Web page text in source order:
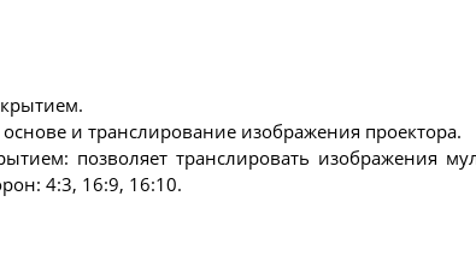
и транслирование изображения проектора.
позволяет транслировать изображения
4:3, 16:9, 16:10.